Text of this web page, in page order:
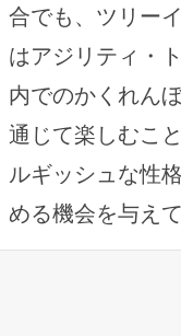
合でも、ツリー
はアジリティ・
内でのかくれん
通じて楽しむこ
ルギッシュな性
める機会を与え